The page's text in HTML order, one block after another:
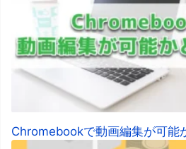
Chromebookで動画編集が可能